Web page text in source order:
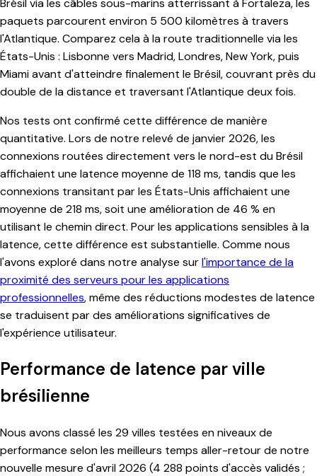
paquets parcourent environ 5 500 kilomètres à travers
l'Atlantique. Comparez cela à la route traditionnelle via les
États-Unis : Lisbonne vers Madrid, Londres, New York, puis
Miami avant d'atteindre finalement le Brésil, couvrant près du
double de la distance et traversant l'Atlantique deux fois.
Nos tests ont confirmé cette différence de manière
quantitative. Lors de notre relevé de janvier 2026, les
connexions routées directement vers le nord-est du Brésil
affichaient une latence moyenne de 118 ms, tandis que les
connexions transitant par les États-Unis affichaient une
moyenne de 218 ms, soit une amélioration de 46 % en
utilisant le chemin direct. Pour les applications sensibles à la
latence, cette différence est substantielle. Comme nous
l'avons exploré dans notre analyse surl'importance de la
proximité des serveurs pour les applications
professionnelles, même des réductions modestes de latence
se traduisent par des améliorations significatives de
l'expérience utilisateur.
Performance de latence par ville
brésilienne
Nous avons classé les 29 villes testées en niveaux de
performance selon les meilleurs temps aller-retour de notre
nouvelle mesure d'avril 2026 (4 288 points d'accès validés ;